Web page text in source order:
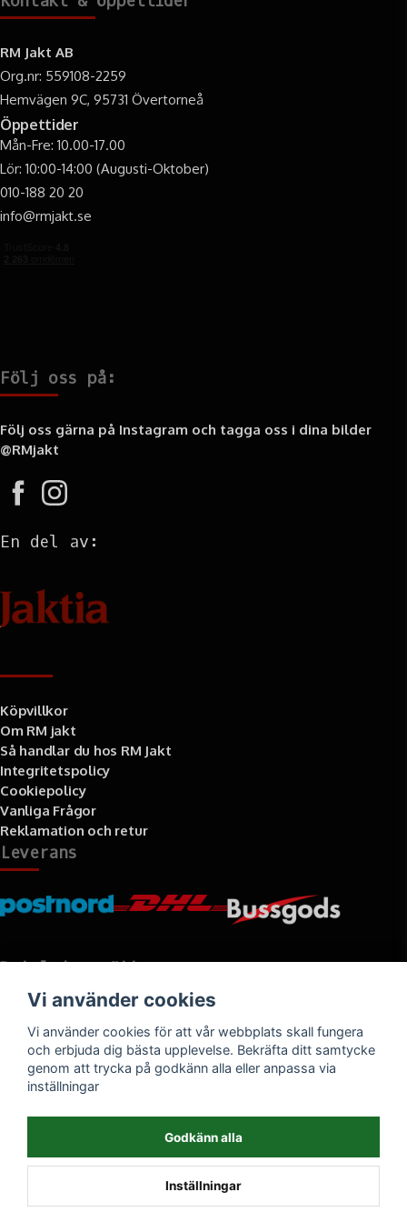
RM Jakt AB
Org.nr: 559108-2259
Hemvägen 9C, 95731 Övertorneå
Öppettider
Mån-Fre: 10.00-17.00
Lör: 10:00-14:00 (Augusti-Oktober)
010-188 20 20
info@rmjakt.se
Följ oss på:
Följ oss gärna på Instagram och tagga oss i dina bilder
@RMjakt
En del av:
Köpvillkor
Om RM jakt
Så handlar du hos RM Jakt
Integritetspolicy
Cookiepolicy
Vanliga Frågor
Reklamation och retur
Leverans
Betalningssätt
Vi använder cookies
Vi använder cookies för att vår webbplats skall fungera
och erbjuda dig bästa upplevelse. Bekräfta ditt samtycke
genom att trycka på godkänn alla eller anpassa via
inställningar
Godkänn alla
Inställningar